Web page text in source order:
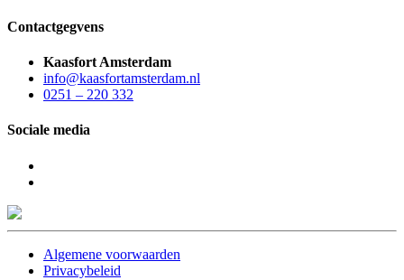
Contactgegvens
Kaasfort Amsterdam
info@kaasfortamsterdam.nl
0251 – 220 332
Sociale media
Algemene voorwaarden
Privacybeleid